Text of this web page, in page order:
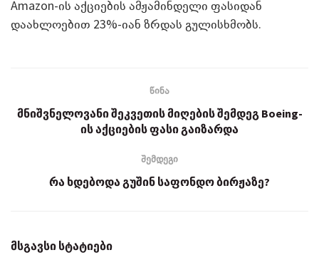
Amazon-ის აქციების ამჟამინდელი ფასიდან
დაახლოებით 23%-იან ზრდას გულისხმობს.
წინა
მნიშვნელოვანი შეკვეთის მიღების შემდეგ Boeing-
ის აქციების ფასი გაიზარდა
შემდეგი
რა ხდებოდა გუშინ საფონდო ბირჟაზე?
მსგავსი სტატიები